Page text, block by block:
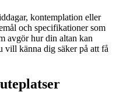
kontemplation eller
och specifikationer som
avgör hur din altan kan
vill känna dig säker på att få